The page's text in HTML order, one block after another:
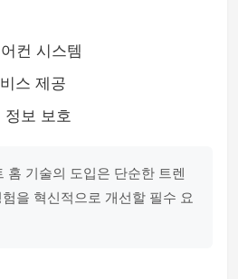
컨 시스템
스 제공
정보 보호
홈 기술의 도입은 단순한 트렌
을 혁신적으로 개선할 필수 요